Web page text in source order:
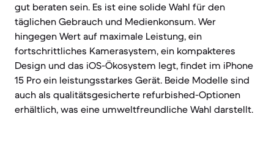
gut beraten sein. Es ist eine solide Wahl für den
täglichen Gebrauch und Medienkonsum. Wer
hingegen Wert auf maximale Leistung, ein
fortschrittliches Kamerasystem, ein kompakteres
Design und das iOS-Ökosystem legt, findet im iPhone
15 Pro ein leistungsstarkes Gerät. Beide Modelle sind
auch als qualitätsgesicherte refurbished-Optionen
erhältlich, was eine umweltfreundliche Wahl darstellt.